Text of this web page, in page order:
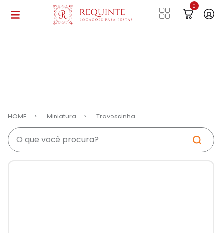
HOME Miniatura Travessinha